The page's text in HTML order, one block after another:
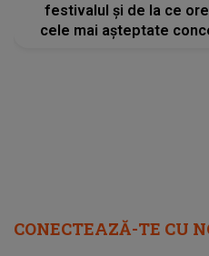
festivalul și de la ce
cele mai așteptate
CONECTEAZĂ-TE CU